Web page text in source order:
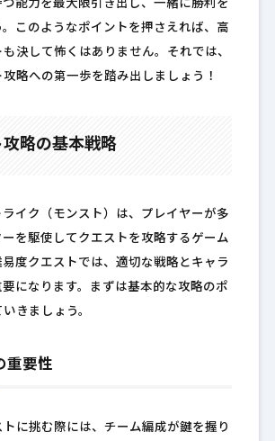
つ能力を最大限引き出し、一緒に勝利を
。このようなポイントを押さえれば、高
決して怖くはありません。それでは、
略への第一歩を踏み出しましょう！
攻略の基本戦略
ライク（モンスト）は、プレイヤーが多
ーを駆使してクエストを攻略するゲーム
度クエストでは、適切な戦略とキャラ
になります。まずは基本的な攻略のポ
きましょう。
重要性
に挑む際には、チーム編成が鍵を握り